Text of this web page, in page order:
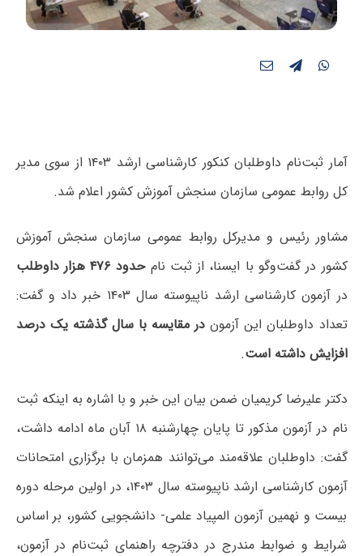
آمار ثبت‌نام داوطلبان کنکور کارشناسی ارشد ۱۴۰۳ از سوی مدیر
کل روابط عمومی سازمان سنجش آموزش کشور اعلام شد.
مشاور رئیس و مدیرکل روابط عمومی سازمان سنجش آموزش
کشور در گفت‌وگو با ایسنا، از ثبت نام حدود ۴۷۶ هزار داوطلب
در آزمون کارشناسی ارشد ناپیوسته سال ۱۴۰۳ خبر داد و گفت:
تعداد داوطلبان این آزمون در مقایسه با سال گذشته یک درصد
افزایش داشته است.
دکتر علیرضا کریمیان ضمن بیان این خبر و با اشاره به اینکه ثبت
نام در آزمون مذکور تا پایان چهارشنبه ۱۸ آبان ماه ادامه داشت،
گفت: داوطلبان علاقه‌مند می‌توانند همزمان ‌با برگزاری‌ امتحانات‌
آزمون کارشناسی ارشد ناپیوسته سال ۱۴۰۳، در اولین ‌مرحله دوره
بیست و نهمین آزمون المپیاد علمی- دانشجویی‌ کشور، بر اساس
شرایط و ضوابط مندرج در دفترچه راهنمای ثبت‌نام در آزمون،